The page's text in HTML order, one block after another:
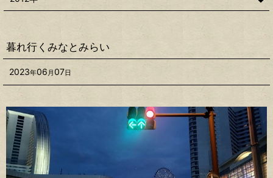
暮れ行くみなとみらい
2023年06 月07日